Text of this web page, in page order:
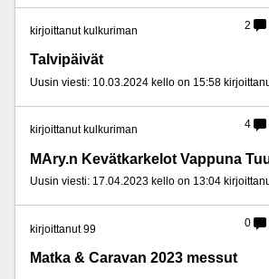
kirjoittanut kulkuriman 2
Talvipäivät
kirjoittanut kulkuriman 4
MAry.n Kevätkarkelot Vappuna
Uusin viesti: 17.04.2023 kello on 13:04
kirjoittanut 99 0
Matka & Caravan 2023 messut